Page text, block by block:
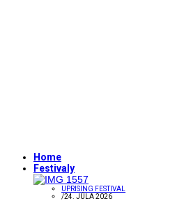
Home
Festivaly
UPRISING FESTIVAL
/24. JÚLA 2026